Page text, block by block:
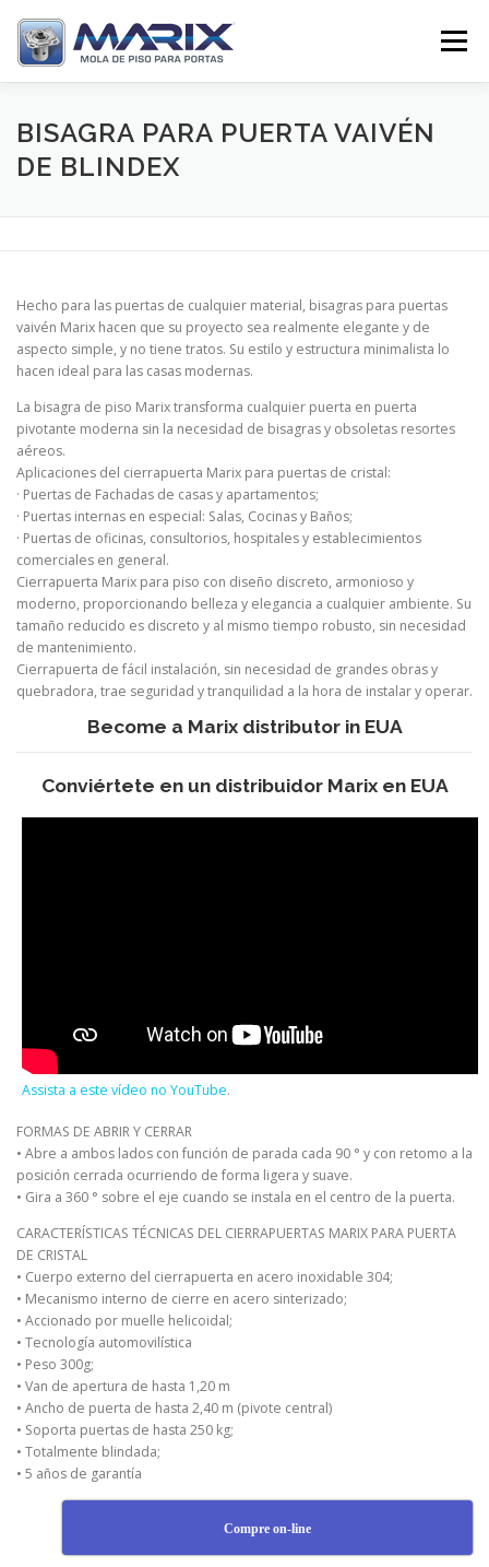
para
Menu
SOBRE PRODUTOS TV MARIX
BISAGRA PARA PUERTA VAIVÉN
DE BLINDEX
Hecho para las puertas de cualquier material, bisagras para puertas
vaivén Marix hacen que su proyecto sea realmente elegante y de
aspecto simple, y no tiene tratos. Su estilo y estructura minimalista lo
hacen ideal para las casas modernas.
La bisagra de piso Marix transforma cualquier puerta en puerta
pivotante moderna sin la necesidad de bisagras y obsoletas resortes
aéreos.
Aplicaciones del cierrapuerta Marix para puertas de cristal:
· Puertas de Fachadas de casas y apartamentos;
· Puertas internas en especial: Salas, Cocinas y Baños;
· Puertas de oficinas, consultorios, hospitales y establecimientos
comerciales en general.
Cierrapuerta Marix para piso con diseño discreto, armonioso y
moderno, proporcionando belleza y elegancia a cualquier ambiente. Su
tamaño reducido es discreto y al mismo tiempo robusto, sin necesidad
de mantenimiento.
Cierrapuerta de fácil instalación, sin necesidad de grandes obras y
quebradora, trae seguridad y tranquilidad a la hora de instalar y operar.
Become a Marix distributor in EUA
Conviértete en un distribuidor Marix en EUA
Assista a este vídeo no YouTube.
FORMAS DE ABRIR Y CERRAR
• Abre a ambos lados con función de parada cada 90 ° y con retomo a la
posición cerrada ocurriendo de forma ligera y suave.
• Gira a 360 ° sobre el eje cuando se instala en el centro de la puerta.
CARACTERÍSTICAS TÉCNICAS DEL CIERRAPUERTAS MARIX PARA PUERTA
DE CRISTAL
• Cuerpo externo del cierrapuerta en acero inoxidable 304;
• Mecanismo interno de cierre en acero sinterizado;
• Accionado por muelle helicoidal;
• Tecnología automovilística
• Peso 300g;
• Van de apertura de hasta 1,20 m
• Ancho de puerta de hasta 2,40 m (pivote central)
• Soporta puertas de hasta 250 kg;
• Totalmente blindada;
• 5 años de garantía
Compre on-line